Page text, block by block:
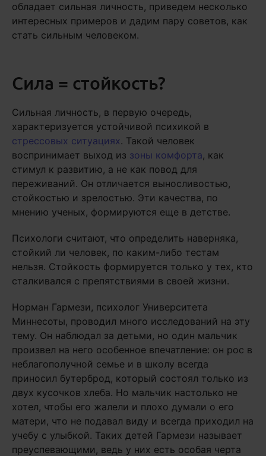
обладает сильная личность, приведем несколько
интересных примеров и дадим пару советов, как
стать сильным человеком.
Сила = стойкость?
Сильная личность, в первую очередь,
характеризуется устойчивой психикой в
стрессовых ситуациях. Такой человек
воспринимает выход из зоны комфорта, как
стимул к развитию, а не как повод для
переживаний. Он отличается выносливостью,
стойкостью и зрелостью. Эти качества, по
мнению ученых, формируются еще в детстве.
Психологи считают, что определить наверняка,
стойкий ли человек, по каким-либо тестам
нельзя. Стойкость формируется только у тех, кто
сталкивался с препятствиями в своей жизни.
Норман Гармези, психолог Университета
Миннесоты, проводил много исследований на эту
тему. Он наблюдал за детьми, но один мальчик
произвел на него особенное впечатление: он рос в
неблагополучной семье и в школу всегда
приносил бутерброд, который состоял только из
двух кусочков хлеба. Но мальчик настолько не
хотел, чтобы его жалели и плохо думали о его
матери, что не подавал виду и всегда приходил на
учебу с улыбкой. Таких детей Гармези называет
преуспевающими, ведь у них есть особая черта